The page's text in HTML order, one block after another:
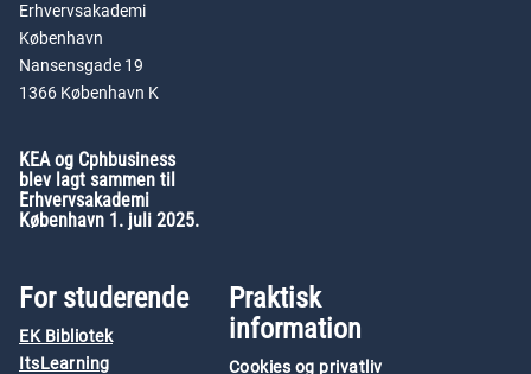
Erhvervsakademi
København
Nansensgade 19
1366 København K
KEA og Cphbusiness
blev lagt sammen til
Erhvervsakademi
København 1. juli 2025.
For studerende
EK Bibliotek
ItsLearning
Praktisk
information
Cookies og privatliv